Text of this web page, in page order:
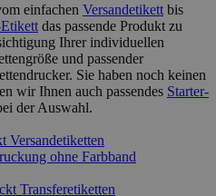
einfachen Versandetikett bis
das passende Produkt zu
Ihrer individuellen
und passender
Sie haben noch keinen
wir Ihnen auch passendes Starter-
der Auswahl.
ohne Farbband